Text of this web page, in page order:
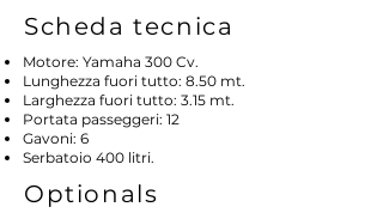
Scheda tecnica
Motore: Yamaha 300 Cv.
Lunghezza fuori tutto: 8.50 mt.
Larghezza fuori tutto: 3.15 mt.
Portata passeggeri: 12
Gavoni: 6
Serbatoio 400 litri.
Optionals